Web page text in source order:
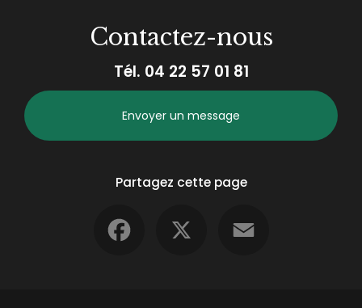
Contactez-nous
Tél. 04 22 57 01 81
Envoyer un message
Partagez cette page